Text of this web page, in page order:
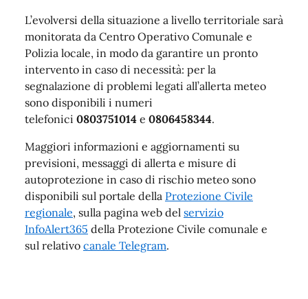
L’evolversi della situazione a livello territoriale sarà
monitorata da Centro Operativo Comunale e
Polizia locale, in modo da garantire un pronto
intervento in caso di necessità: per la
segnalazione di problemi legati all’allerta meteo
sono disponibili i numeri
telefonici 0803751014 e 0806458344.
Maggiori informazioni e aggiornamenti su
previsioni, messaggi di allerta e misure di
autoprotezione in caso di rischio meteo sono
disponibili sul portale della Protezione Civile
regionale, sulla pagina web del servizio
InfoAlert365 della Protezione Civile comunale e
sul relativo canale Telegram.